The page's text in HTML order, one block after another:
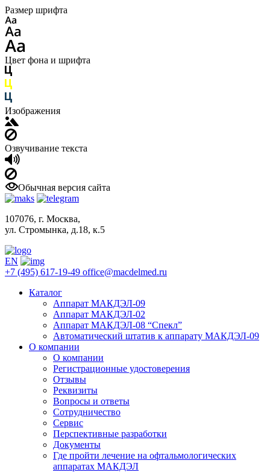
Размер шрифта
Цвет фона и шрифта
Изображения
Озвучивание текста
Обычная версия сайта
107076, г. Москва,
ул. Стромынка, д.18, к.5
EN
+7 (495) 617-19-49 office@macdelmed.ru
Каталог
Аппарат МАКДЭЛ-09
Аппарат МАКДЭЛ-02
Аппарат МАКДЭЛ-08 “Спекл”
Автоматический штатив к аппарату МАКДЭЛ-09
О компании
О компании
Регистрационные удостоверения
Отзывы
Реквизиты
Вопросы и ответы
Сотрудничество
Сервис
Перспективные разработки
Документы
Где пройти лечение на офтальмологических
аппаратах МАКДЭЛ